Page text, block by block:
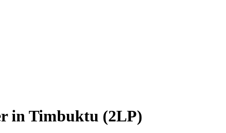
in Timbuktu (2LP)